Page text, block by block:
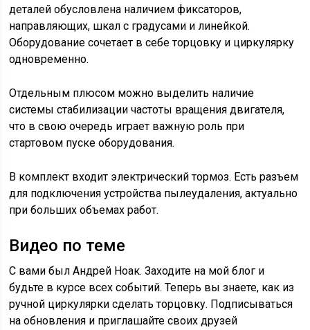
деталей обусловлена наличием фиксаторов,
направляющих, шкал с градусами и линейкой.
Оборудование сочетает в себе торцовку и циркулярку
одновременно.
Отдельным плюсом можно выделить наличие
системы стабилизации частоты вращения двигателя,
что в свою очередь играет важную роль при
стартовом пуске оборудования.
В комплект входит электрический тормоз. Есть разъем
для подключения устройства пылеудаления, актуально
при больших объемах работ.
Видео по теме
С вами был Андрей Ноак. Заходите на мой блог и
будьте в курсе всех событий. Теперь вы знаете, как из
ручной циркулярки сделать торцовку. Подписываться
на обновления и приглашайте своих друзей